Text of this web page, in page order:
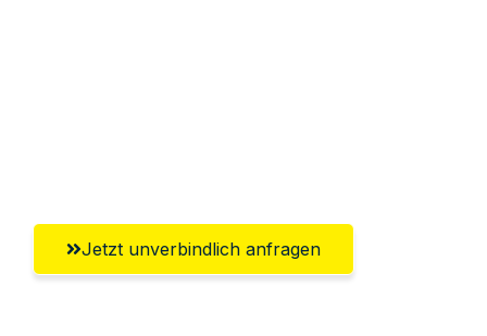
Jetzt unverbindlich anfragen